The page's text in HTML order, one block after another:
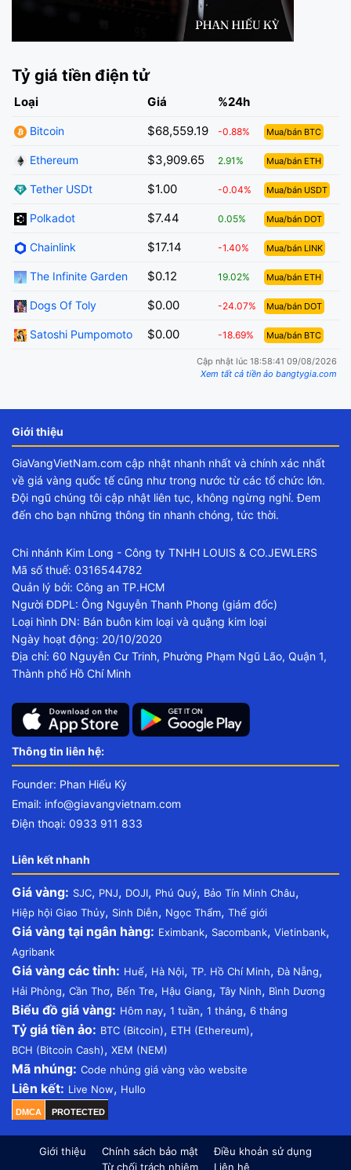
Tỷ giá tiền điện tử
Loại Giá %24h
Bitcoin $68,559.19 -0.88% Mua/bán BTC
Ethereum $3,909.65 2.91% Mua/bán ETH
Tether USDt $1.00 -0.04% Mua/bán USDT
Polkadot $7.44 0.05% Mua/bán DOT
Chainlink $17.14 -1.40% Mua/bán LINK
The Infinite Garden $0.12 19.02% Mua/bán ETH
Dogs Of Toly $0.00 -24.07% Mua/bán DOT
Satoshi Pumpomoto $0.00 -18.69% Mua/bán BTC
Cập nhật lúc 18:58:41 09/08/2026
Xem tất cả tiền ảo bangtygia.com
Giới thiệu
GiaVangVietNam.com cập nhật nhanh nhất và chính xác nhất
về giá vàng quốc tế cũng như trong nước từ các tổ chức lớn.
Đội ngũ chúng tôi cập nhật liên tục, không ngừng nghỉ. Đem
đến cho bạn những thông tin nhanh chóng, tức thời.
Chi nhánh Kim Long - Công ty TNHH LOUIS & CO.JEWLERS
Mã số thuế: 0316544782
Quản lý bởi: Công an TP.HCM
Người ĐDPL: Ông Nguyễn Thanh Phong (giám đốc)
Loại hình DN: Bán buôn kim loại và quặng kim loại
Ngày hoạt động: 20/10/2020
Địa chỉ: 60 Nguyễn Cư Trinh, Phường Phạm Ngũ Lão, Quận 1,
Thành phố Hồ Chí Minh
Thông tin liên hệ:
Founder: Phan Hiếu Kỳ
Email: info@giavangvietnam.com
Điện thoại: 0933 911 833
Liên kết nhanh
Giá vàng: SJC, PNJ, DOJI, Phú Quý, Bảo Tín Minh Châu,
Hiệp hội Giao Thủy, Sinh Diễn, Ngọc Thẩm, Thế giới
Giá vàng tại ngân hàng: Eximbank, Sacombank, Vietinbank,
Agribank
Giá vàng các tỉnh: Huế, Hà Nội, TP. Hồ Chí Minh,Đà Nẵng,
Hải Phòng, Cần Thơ, Bến Tre, Hậu Giang, Tây Ninh, Bình Dương
Biểu đồ giá vàng: Hôm nay, 1 tuần, 1 tháng, 6 tháng
Tỷ giá tiền ảo: BTC (Bitcoin), ETH (Ethereum),
BCH (Bitcoin Cash), XEM (NEM)
Mã nhúng: Code nhúng giá vàng vào website
Liên kết: Live Now, Hullo
DMCA PROTECTED
Giới thiệu Chính sách bảo mật
Điều khoản sử dụng
Từ chối trách nhiệm
Liên hệ